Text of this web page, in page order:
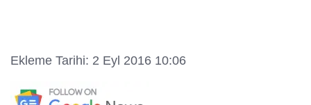
Ekleme Tarihi: 2 Eyl 2016 10:06